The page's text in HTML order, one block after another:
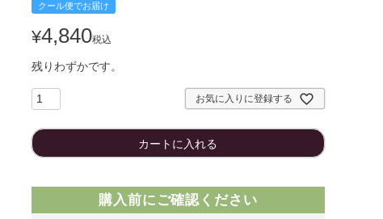
クール便でお届け
¥4,840税込
残りわずかです。
お気に入りに登録する
カートに入れる
購入前にご確認ください